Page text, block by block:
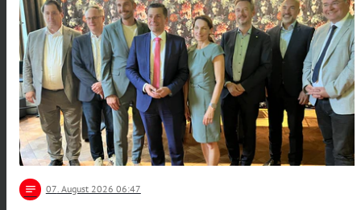
notes 07. August 2026 06:47